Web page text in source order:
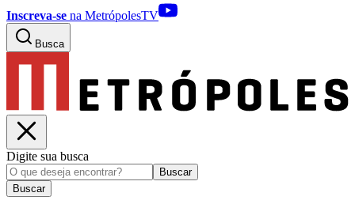
Inscreva-se na MetrópolesTV
Busca
Digite sua busca
Buscar
Buscar